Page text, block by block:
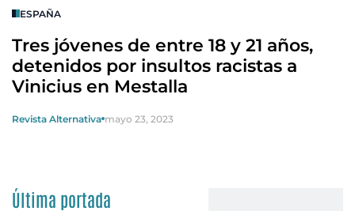
ESPAÑA
Tres jóvenes de entre 18 y 21 años,
detenidos por insultos racistas a
Vinicius en Mestalla
Revista Alternativa mayo 23, 2023
Última portada